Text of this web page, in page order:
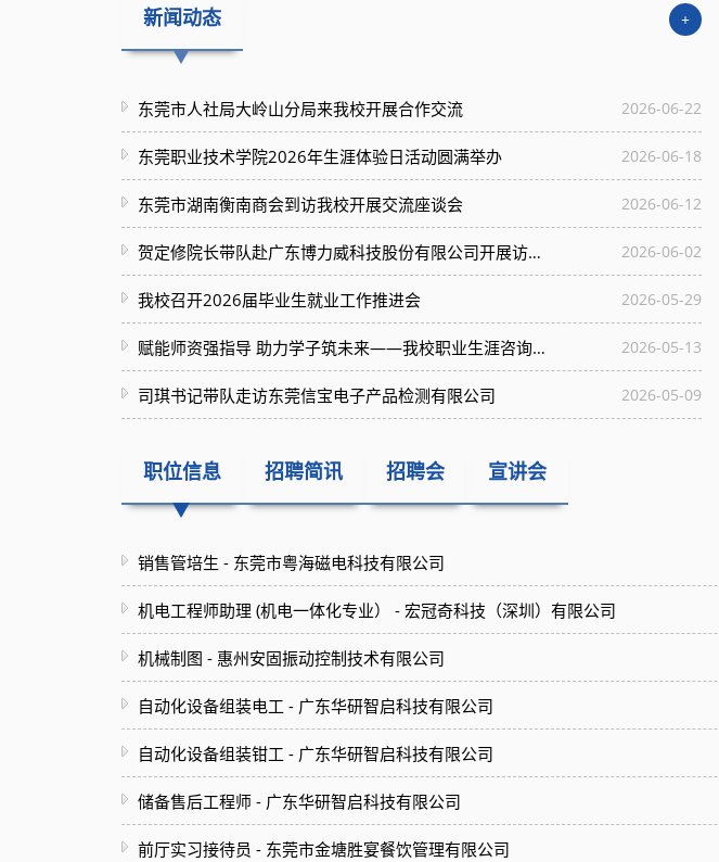
新闻动态 +
东莞市人社局大岭山分局来我校开展合作交流 2026-06-22
东莞职业技术学院2026年生涯体验日活动圆满举办 2026-06-18
东莞市湖南衡南商会到访我校开展交流座谈会 2026-06-12
贺定修院长带队赴广东博力威科技股份有限公司开展访企拓岗行动 2026-06-02
我校召开2026届毕业生就业工作推进会 2026-05-29
赋能师资强指导 助力学子筑未来——我校职业生涯咨询技能提升培训班成功举办 2026-05-13
司琪书记带队走访东莞信宝电子产品检测有限公司 2026-05-09
职位信息 招聘简讯 招聘会 宣讲会
销售管培生 - 东莞市粤海磁电科技有限公司
机电工程师助理 (机电一体化专业） - 宏冠奇科技（深圳）有限公司
机械制图 - 惠州安固振动控制技术有限公司
自动化设备组装电工 - 广东华研智启科技有限公司
自动化设备组装钳工 - 广东华研智启科技有限公司
储备售后工程师 - 广东华研智启科技有限公司
前厅实习接待员 - 东莞市金塘胜宴餐饮管理有限公司